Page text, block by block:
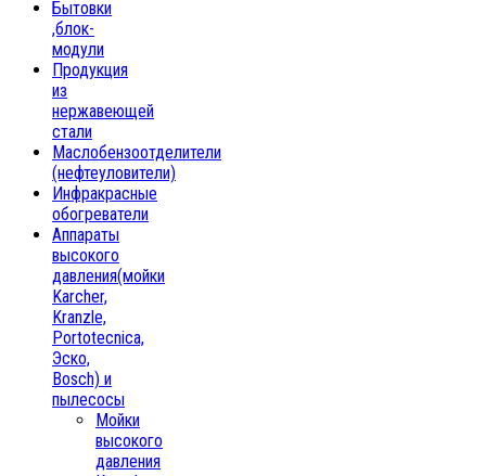
Бытовки
,блок-
модули
Продукция
из
нержавеющей
стали
Маслобензоотделители
(нефтеуловители)
Инфракрасные
обогреватели
Аппараты
высокого
давления(мойки
Karcher,
Kranzle,
Portotecnica,
Эско,
Bosch) и
пылесосы
Мойки
высокого
давления